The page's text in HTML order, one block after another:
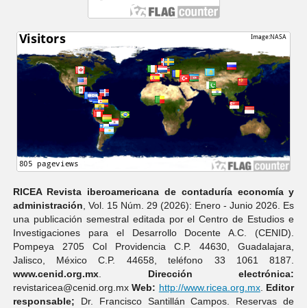
RICEA Revista iberoamericana de contaduría economí­a y
administración , Vol. 15 Núm. 29 (2026): Enero - Junio 2026. Es
una publicación semestral editada por el Centro de Estudios e
Investigaciones para el Desarrollo Docente A.C. (CENID).
Pompeya 2705 Col Providencia C.P. 44630, Guadalajara,
Jalisco, México C.P. 44658, teléfono 33 1061 8187.
www.cenid.org.mx. Dirección electrónica:
revistaricea@cenid.org.mxWeb: http://www.ricea.org.mx. Editor
responsable; Dr. Francisco Santillán Campos. Reservas de